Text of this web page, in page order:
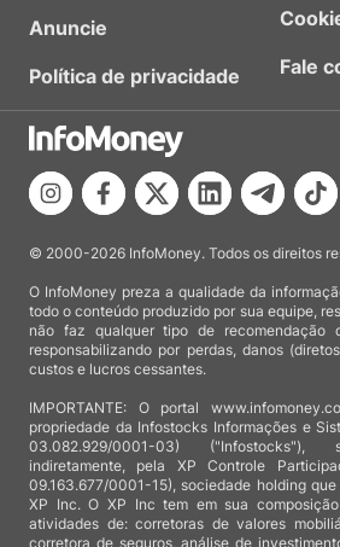
Anuncie
Política de privacidade
Fale
© 2000-2026 InfoMoney. Todos os direitos
O InfoMoney preza a qualidade da
todo o conteúdo produzido por sua equipe,
não faz qualquer tipo de recomendação
responsabilizando por perdas, danos
custos e lucros cessantes.
IMPORTANTE: O portal
propriedade da Infostocks Informações e
03.082.929/0001-03) ("Infostocks"),
indiretamente, pela XP Controle
09.163.677/0001-15), sociedade holding
XP Inc. O XP Inc tem em sua
atividades de: corretoras de valores
corretora de seguros, análise de